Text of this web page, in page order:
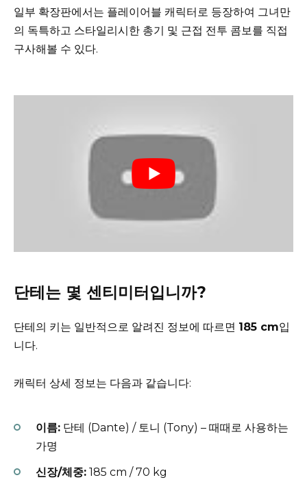
일부 확장판에서는 플레이어블 캐릭터로 등장하여 그녀만
의 독특하고 스타일리시한 총기 및 근접 전투 콤보를 직접
구사해볼 수 있다.
단테는 몇 센티미터입니까?
단테의 키는 일반적으로 알려진 정보에 따르면 185 cm입
니다.
캐릭터 상세 정보는 다음과 같습니다:
이름: 단테 (Dante) / 토니 (Tony) – 때때로 사용하는
가명
신장/체중: 185 cm / 70 kg